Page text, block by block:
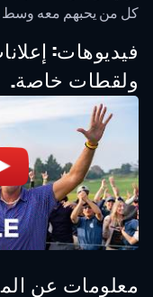
كل من يحبهم معه وسط
فيديوهات:
ولقطات خاصة.
معلومات عن